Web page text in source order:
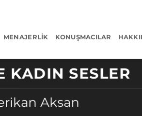
MENAJERLIK KONUŞMACILAR
KADIN SESLER
Aksan